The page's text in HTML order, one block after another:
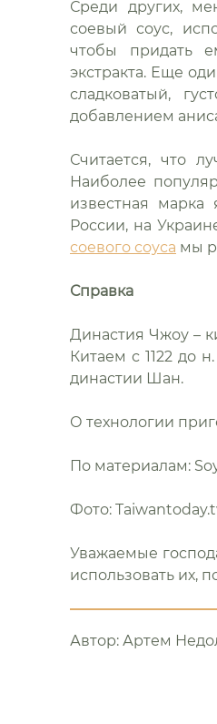
Среди других,
соевый соус,
чтобы придать
экстракта. Еще
сладковатый,
добавлением
Считается, что
Наиболее
известная марка
России, на
соевого соуса мы
Справка
Династия Чжоу –
Китаем с 1122 до
династии Шан.
О технологии
По материалам:
Фото:
Уважаемые
использовать их,
Автор: Артем